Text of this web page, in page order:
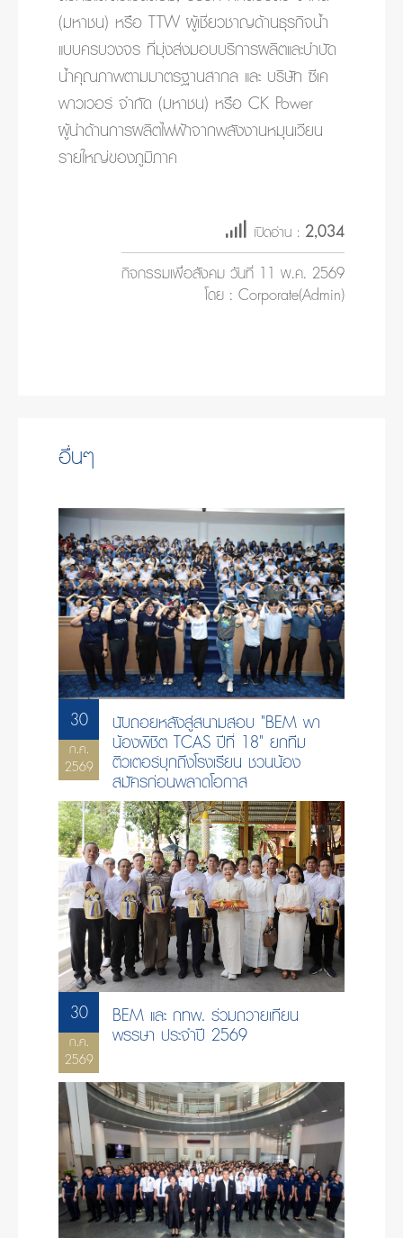
(มหาชน) หรือ TTW ผู้เชี่ยวชาญด้านธุรกิจน้ำ
แบบครบวงจร ที่มุ่งส่งมอบบริการผลิตและบำบัด
น้ำคุณภาพตามมาตรฐานสากล และ บริษัท ซีเค
พาวเวอร์ จำกัด (มหาชน) หรือ CK Power
ผู้นำด้านการผลิตไฟฟ้าจากพลังงานหมุนเวียน
รายใหญ่ของภูมิภาค
เปิดอ่าน : 2,034
กิจกรรมเพื่อสังคม วันที่ 11 พ.ค. 2569
โดย : Corporate(Admin)
อื่นๆ
30
ก.ค.
2569
นับถอยหลังสู่สนามสอบ "BEM พา
น้องพิชิต TCAS ปีที่ 18" ยกทีม
ติวเตอร์บุกถึงโรงเรียน ชวนน้อง
สมัครก่อนพลาดโอกาส
30
ก.ค.
2569
BEM และ กทพ. ร่วมถวายเทียน
พรรษา ประจำปี 2569